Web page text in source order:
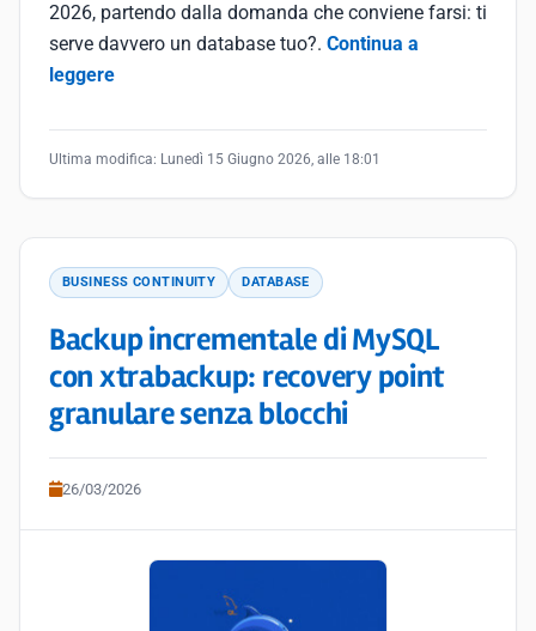
2026, partendo dalla domanda che conviene farsi: ti
serve davvero un database tuo?. Continua a
leggere
Ultima modifica: Lunedì 15 Giugno 2026, alle 18:01
BUSINESS CONTINUITY DATABASE
Backup incrementale di MySQL
con xtrabackup: recovery point
granulare senza blocchi
26/03/2026